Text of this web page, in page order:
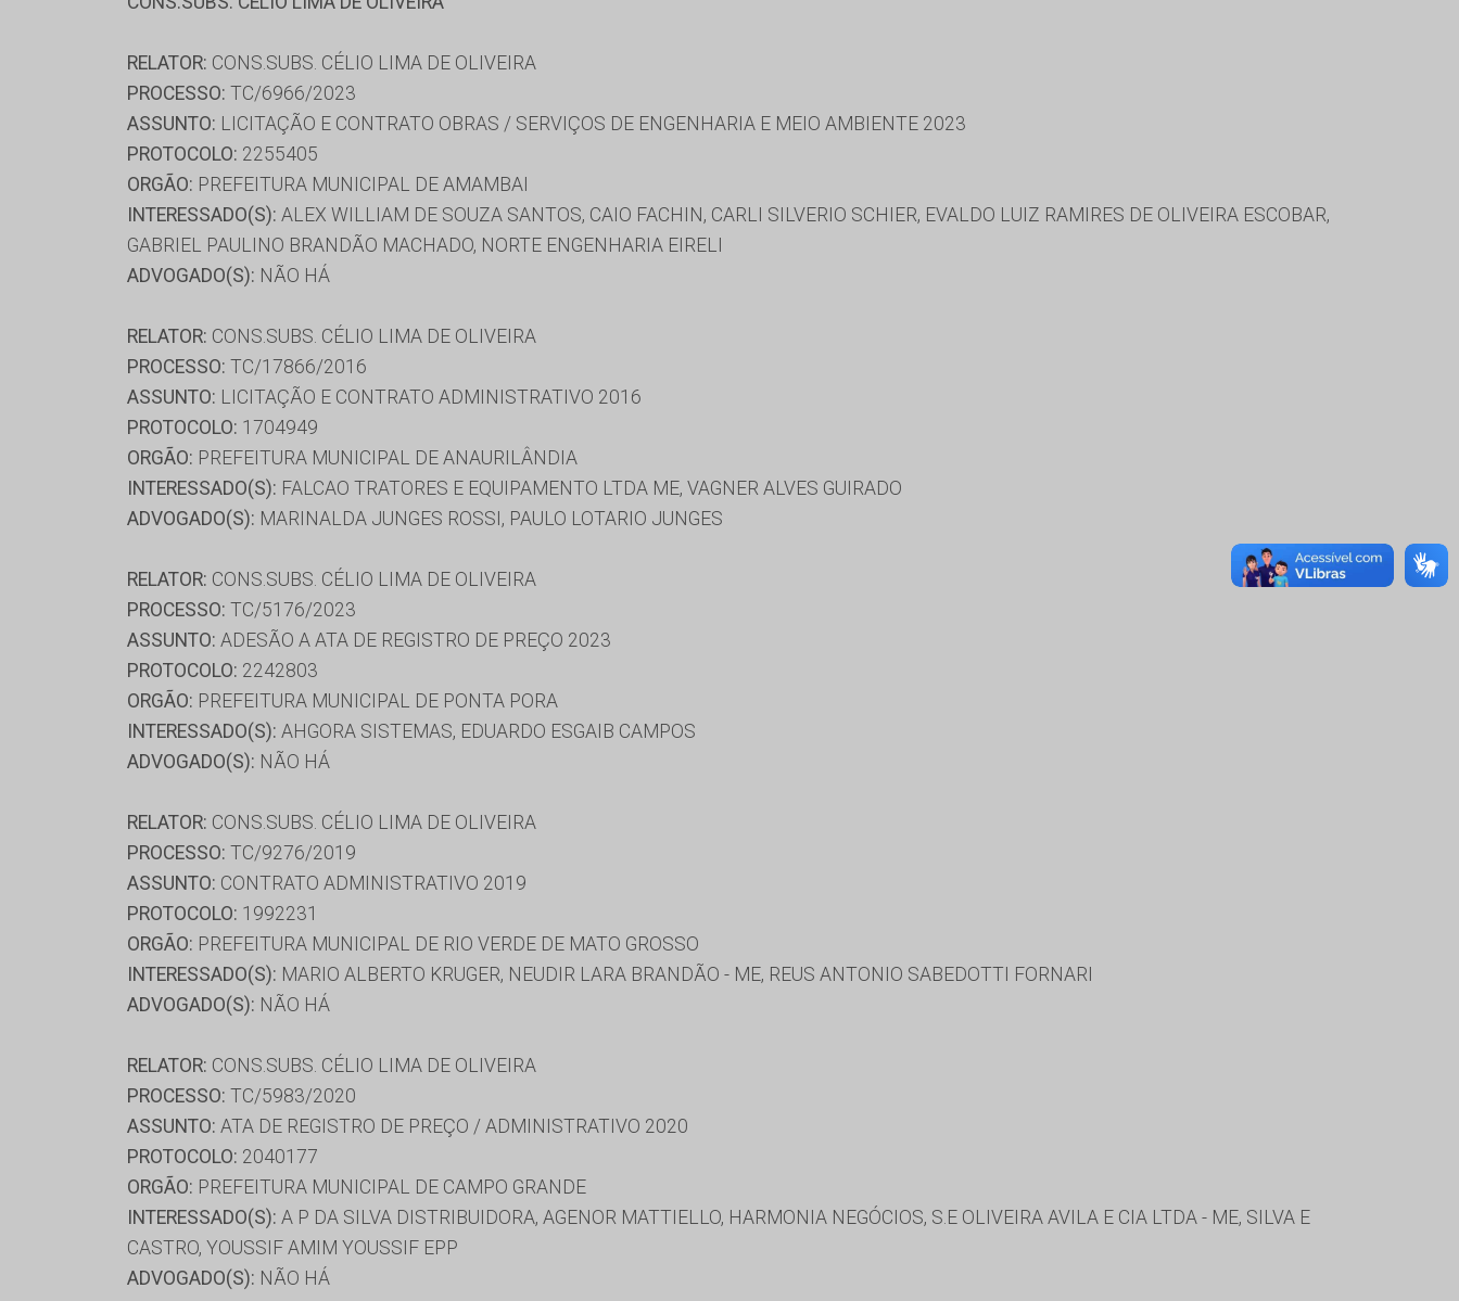
RELATOR: CONS.SUBS. CÉLIO LIMA DE OLIVEIRA
PROCESSO: TC/6966/2023
ASSUNTO: LICITAÇÃO E CONTRATO OBRAS / SERVIÇOS DE ENGENHARIA E MEIO AMBIENTE 2023
PROTOCOLO: 2255405
ORGÃO: PREFEITURA MUNICIPAL DE AMAMBAI
INTERESSADO(S): ALEX WILLIAM DE SOUZA SANTOS, CAIO FACHIN, CARLI SILVERIO SCHIER, EVALDO LUIZ RAMIRES DE OLIVEIRA ESCOBAR,
GABRIEL PAULINO BRANDÃO MACHADO, NORTE ENGENHARIA EIRELI
ADVOGADO(S): NÃO HÁ
RELATOR: CONS.SUBS. CÉLIO LIMA DE OLIVEIRA
PROCESSO: TC/17866/2016
ASSUNTO: LICITAÇÃO E CONTRATO ADMINISTRATIVO 2016
PROTOCOLO: 1704949
ORGÃO: PREFEITURA MUNICIPAL DE ANAURILÂNDIA
INTERESSADO(S): FALCAO TRATORES E EQUIPAMENTO LTDA ME, VAGNER ALVES GUIRADO
ADVOGADO(S): MARINALDA JUNGES ROSSI, PAULO LOTARIO JUNGES
RELATOR: CONS.SUBS. CÉLIO LIMA DE OLIVEIRA
PROCESSO: TC/5176/2023
ASSUNTO: ADESÃO A ATA DE REGISTRO DE PREÇO 2023
PROTOCOLO: 2242803
ORGÃO: PREFEITURA MUNICIPAL DE PONTA PORA
INTERESSADO(S): AHGORA SISTEMAS, EDUARDO ESGAIB CAMPOS
ADVOGADO(S): NÃO HÁ
RELATOR: CONS.SUBS. CÉLIO LIMA DE OLIVEIRA
PROCESSO: TC/9276/2019
ASSUNTO: CONTRATO ADMINISTRATIVO 2019
PROTOCOLO: 1992231
ORGÃO: PREFEITURA MUNICIPAL DE RIO VERDE DE MATO GROSSO
INTERESSADO(S): MARIO ALBERTO KRUGER, NEUDIR LARA BRANDÃO - ME, REUS ANTONIO SABEDOTTI FORNARI
ADVOGADO(S): NÃO HÁ
RELATOR: CONS.SUBS. CÉLIO LIMA DE OLIVEIRA
PROCESSO: TC/5983/2020
ASSUNTO: ATA DE REGISTRO DE PREÇO / ADMINISTRATIVO 2020
PROTOCOLO: 2040177
ORGÃO: PREFEITURA MUNICIPAL DE CAMPO GRANDE
INTERESSADO(S): A P DA SILVA DISTRIBUIDORA, AGENOR MATTIELLO, HARMONIA NEGÓCIOS, S.E OLIVEIRA AVILA E CIA LTDA - ME, SILVA E
CASTRO, YOUSSIF AMIM YOUSSIF EPP
ADVOGADO(S): NÃO HÁ